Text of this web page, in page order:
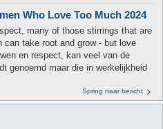
Who Love Too Much 2024
many of those stirrings that are
take root and grow - but love
en respect, kan veel van de
genoemd maar die in werkelijkheid
Spring naar bericht